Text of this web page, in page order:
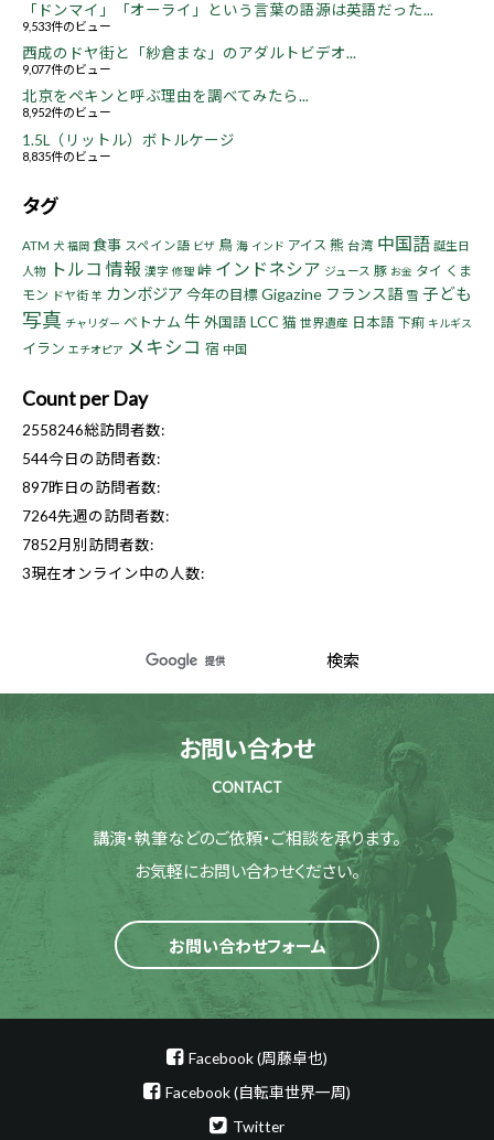
「ドンマイ」「オーライ」という言葉の語源は英語だった...
9,533件のビュー
西成のドヤ街と「紗倉まな」のアダルトビデオ...
9,077件のビュー
北京をペキンと呼ぶ理由を調べてみたら...
8,952件のビュー
1.5L（リットル）ボトルケージ
8,835件のビュー
タグ
ATM 犬 福岡 食事 スペイン語 ビザ 鳥 海 インド アイス 熊 台湾 中国語 誕生日
人物
トルコ 情報 漢字 修理 峠 インドネシア ジュース 豚 お金 タイ くま
モン ドヤ街 羊 カンボジア 今年の目標Gigazine フランス語 雪 子ども
写真 チャリダー ベトナム 牛 外国語 LCC 猫 世界遺産 日本語 下痢 キルギス
イラン エチオピア メキシコ 宿 中国
Count per Day
2558246総訪問者数:
544今日の訪問者数:
897昨日の訪問者数:
7264先週の訪問者数:
7852月別訪問者数:
3現在オンライン中の人数:
お問い合わせ
CONTACT
講演・執筆などのご依頼・ご相談を承ります。
お気軽にお問い合わせください。
お問い合わせフォーム
Facebook (周藤卓也)
Facebook (自転車世界一周)
Twitter